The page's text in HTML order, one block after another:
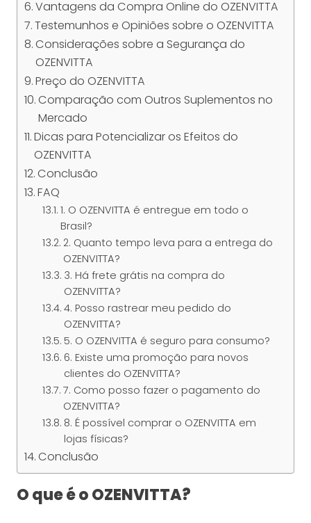
Vantagens da Compra Online do OZENVITTA
Testemunhos e Opiniões sobre o OZENVITTA
Considerações sobre a Segurança do
OZENVITTA
Preço do OZENVITTA
Comparação com Outros Suplementos no
Mercado
Dicas para Potencializar os Efeitos do
OZENVITTA
Conclusão
FAQ
1. O OZENVITTA é entregue em todo o
Brasil?
2. Quanto tempo leva para a entrega do
OZENVITTA?
3. Há frete grátis na compra do
OZENVITTA?
4. Posso rastrear meu pedido do
OZENVITTA?
5. O OZENVITTA é seguro para consumo?
6. Existe uma promoção para novos
clientes do OZENVITTA?
7. Como posso fazer o pagamento do
OZENVITTA?
8. É possível comprar o OZENVITTA em
lojas físicas?
Conclusão
O que é o OZENVITTA?